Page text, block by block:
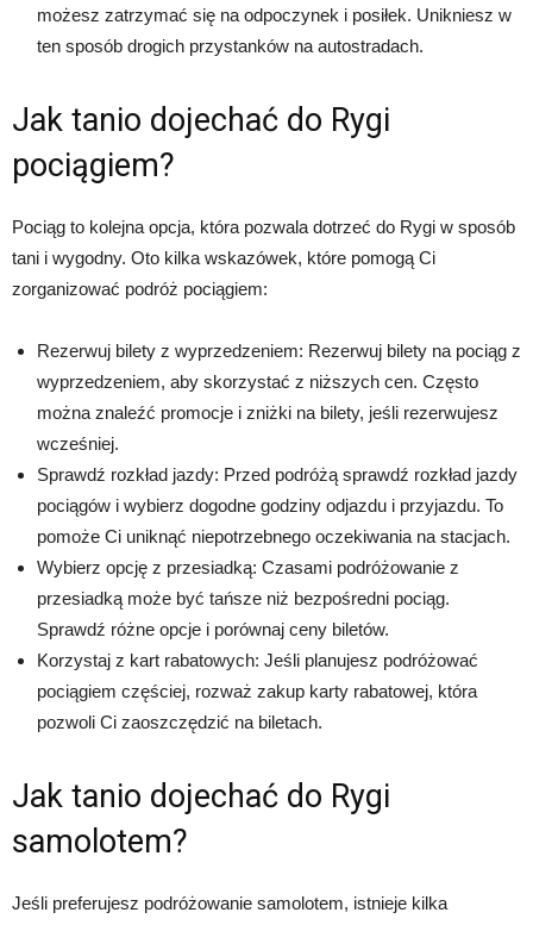
możesz zatrzymać się na odpoczynek i posiłek. Unikniesz w
ten sposób drogich przystanków na autostradach.
Jak tanio dojechać do Rygi
pociągiem?
Pociąg to kolejna opcja, która pozwala dotrzeć do Rygi w sposób
tani i wygodny. Oto kilka wskazówek, które pomogą Ci
zorganizować podróż pociągiem:
Rezerwuj bilety z wyprzedzeniem: Rezerwuj bilety na pociąg z
wyprzedzeniem, aby skorzystać z niższych cen. Często
można znaleźć promocje i zniżki na bilety, jeśli rezerwujesz
wcześniej.
Sprawdź rozkład jazdy: Przed podróżą sprawdź rozkład jazdy
pociągów i wybierz dogodne godziny odjazdu i przyjazdu. To
pomoże Ci uniknąć niepotrzebnego oczekiwania na stacjach.
Wybierz opcję z przesiadką: Czasami podróżowanie z
przesiadką może być tańsze niż bezpośredni pociąg.
Sprawdź różne opcje i porównaj ceny biletów.
Korzystaj z kart rabatowych: Jeśli planujesz podróżować
pociągiem częściej, rozważ zakup karty rabatowej, która
pozwoli Ci zaoszczędzić na biletach.
Jak tanio dojechać do Rygi
samolotem?
Jeśli preferujesz podróżowanie samolotem, istnieje kilka